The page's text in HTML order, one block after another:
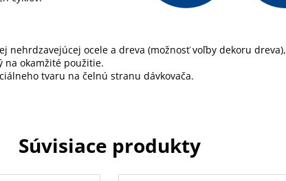
ocele a dreva (možnosť voľby dekoru dreva),
na okamžité použitie.
tvaru na čelnú stranu dávkovača.